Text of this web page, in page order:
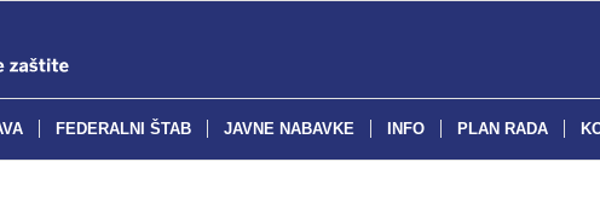
FEDERALNI ŠTAB JAVNE NABAVKE INFO PLAN RADA